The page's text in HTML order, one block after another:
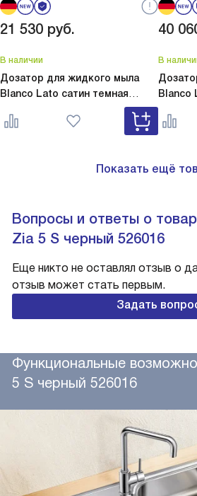
21 530 руб.
В наличии
Дозатор для жидкого мыла
Blanco Lato сатин темная
Lato сатин темная сталь
527743
40
В
Blanco
Показать ещё
Вопросы и ответы о
Zia 5 S черный 526016
Еще никто не оставлял отзыв о
отзыв может стать первым.
Задать
Функциональные
5 S черный 526016